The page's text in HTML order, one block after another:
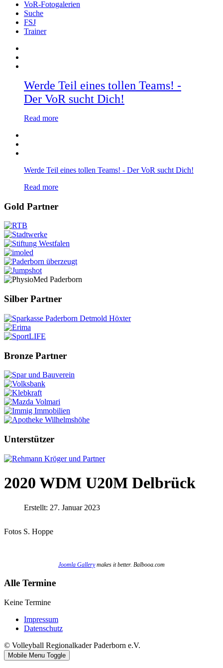
VoR-Fotogalerien
Suche
FSJ
Trainer
Werde Teil eines tollen Teams! -
Der VoR sucht Dich!
Read more
Werde Teil eines tollen Teams! - Der VoR sucht Dich!
Read more
Gold Partner
Silber Partner
Bronze Partner
Unterstützer
2020 WDM U20M Delbrück
Erstellt: 27. Januar 2023
Fotos S. Hoppe
Joomla Gallerymakes it better. Balbooa.com
Alle Termine
Keine Termine
Impressum
Datenschutz
© Volleyball Regionalkader Paderborn e.V.
Mobile Menu Toggle